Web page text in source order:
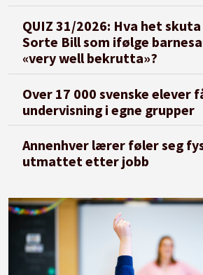
QUIZ 31/2026: Hva het
Sorte Bill som ifølge
«very well bekrutta»?
Over 17 000 svenske elever
undervisning i egne grupper
Annenhver lærer føler seg
utmattet etter jobb